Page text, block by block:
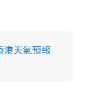
港天氣預報